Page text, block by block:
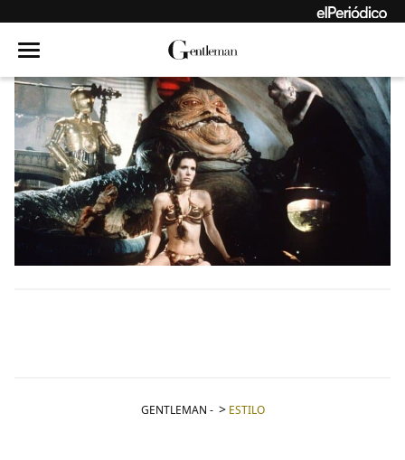
GENTLEMAN - ESTILO